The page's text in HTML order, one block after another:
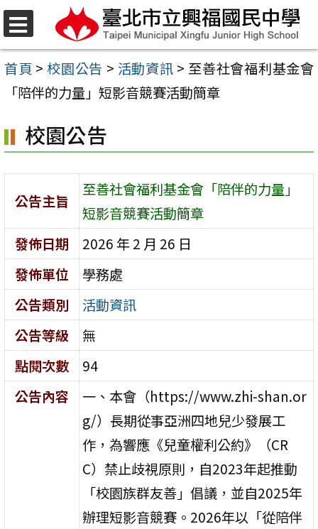
選
單
跳
至
主
容
區
首頁 > 校園公告 > 活動資訊 > 至善社會福利基金會
「陪伴的力量」短影音競賽活動簡章
校園公告
公告主旨
至善社會福利基金會「陪伴的力量」
短影音競賽活動簡章
發佈日期
2026 年 2 月 26 日
發佈單位
學務處
公告類別
活動資訊
公告等級
無
點閱次數
94
公告內容
一、本會（https://www.zhi-shan.or
g/）長期從事亞洲四地兒少發展工
作，為響應《兒童權利公約》（CR
C）禁止歧視原則，自2023年起推動
「校園族群友善」倡議，並自2025年
辦理短影音競賽。2026年以「從陪伴